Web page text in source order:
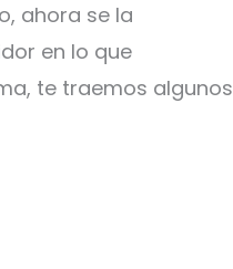
ahora se la
en lo que
te traemos algunos